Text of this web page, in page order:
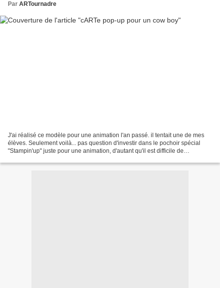
Par ARTournadre
J'ai réalisé ce modèle pour une animation l'an passé. il tentait une de mes
élèves. Seulement voilà... pas question d'investir dans le pochoir spécial
"Stampin'up" juste pour une animation, d'autant qu'il est difficile de